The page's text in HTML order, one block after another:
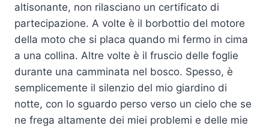
altisonante, non rilasciano un certificato di
partecipazione. A volte è il borbottio del motore
della moto che si placa quando mi fermo in cima
a una collina. Altre volte è il fruscio delle foglie
durante una camminata nel bosco. Spesso, è
semplicemente il silenzio del mio giardino di
notte, con lo sguardo perso verso un cielo che se
ne frega altamente dei miei problemi e delle mie